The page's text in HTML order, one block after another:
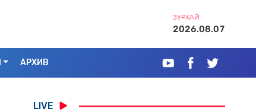
ЗУРХАЙ
2026.08.07
АРХИВ
LIVE